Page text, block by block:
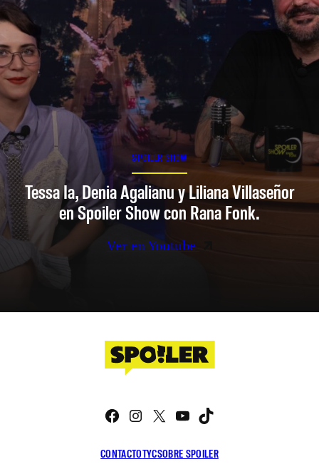
SPOILER SHOW
Tessa Ia, Denia Agalianu y Liliana Villaseñor
en Spoiler Show con Rana Fonk.
Ver en Youtube
CONTACTOTYCSOBRE SPOILER
Facebook
Instagram
X YouTube